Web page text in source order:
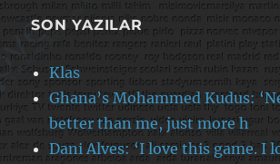
SON YAZILAR
Klas
Ghana’s Mohammed Kudus:
better than me, just more h
Dani Alves: ‘I love this game. I